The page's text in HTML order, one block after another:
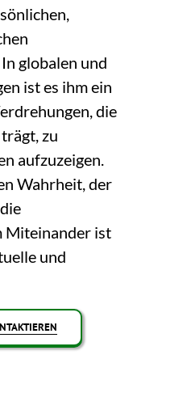
globalen und
ist es ihm ein
die
zu
aufzuzeigen.
Wahrheit, der
Miteinander ist
und